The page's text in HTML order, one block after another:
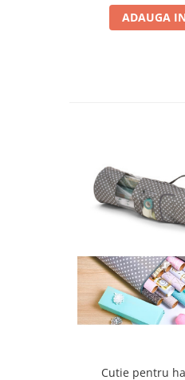
ADAUGA
Cutie pentru